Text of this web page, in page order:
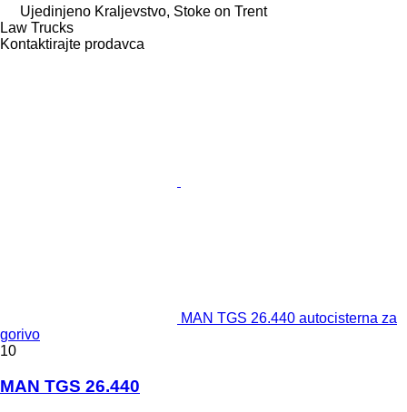
Ujedinjeno Kraljevstvo, Stoke on Trent
Law Trucks
Kontaktirajte prodavca
MAN TGS 26.440 autocisterna za
gorivo
10
MAN TGS 26.440